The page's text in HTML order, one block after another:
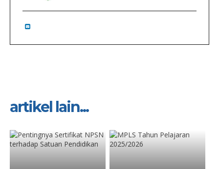
artikel lain...